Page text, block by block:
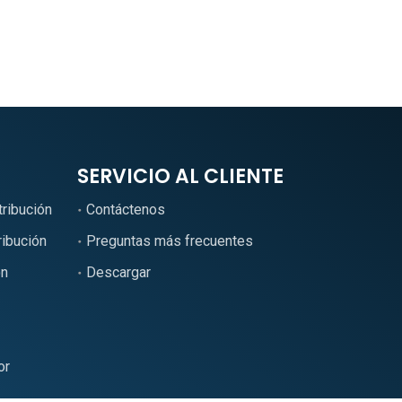
SERVICIO AL CLIENTE
Contáctenos
Preguntas más frecuentes
Descargar